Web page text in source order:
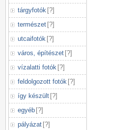
tárgyfotók [?]
természet [?]
utcaifotók [?]
város, építészet [?]
vízalatti fotók [?]
feldolgozott fotók [?]
így készült [?]
egyéb [?]
pályázat [?]